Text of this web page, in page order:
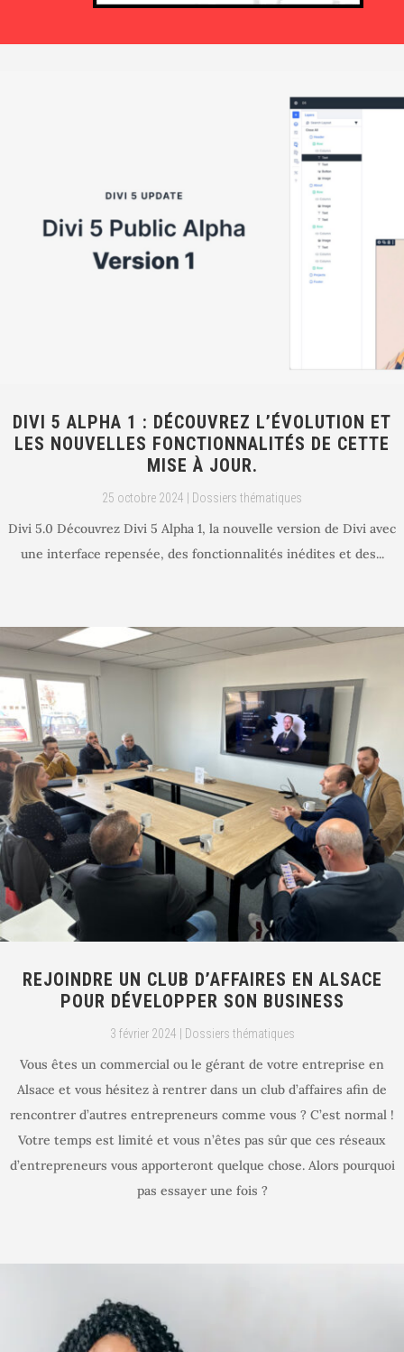
DIVI 5 ALPHA 1 : DÉCOUVREZ L’ÉVOLUTION ET
LES NOUVELLES FONCTIONNALITÉS DE CETTE
MISE À JOUR.
25 octobre 2024 Dossiers thématiques
Divi 5.0 Découvrez Divi 5 Alpha 1, la nouvelle version de Divi avec
une interface repensée, des fonctionnalités inédites et des...
REJOINDRE UN CLUB D’AFFAIRES EN ALSACE
POUR DÉVELOPPER SON BUSINESS
3 février 2024 Dossiers thématiques
Vous êtes un commercial ou le gérant de votre entreprise en
Alsace et vous hésitez à rentrer dans un club d’affaires afin de
rencontrer d’autres entrepreneurs comme vous ? C’est normal !
Votre temps est limité et vous n’êtes pas sûr que ces réseaux
d’entrepreneurs vous apporteront quelque chose. Alors pourquoi
pas essayer une fois ?